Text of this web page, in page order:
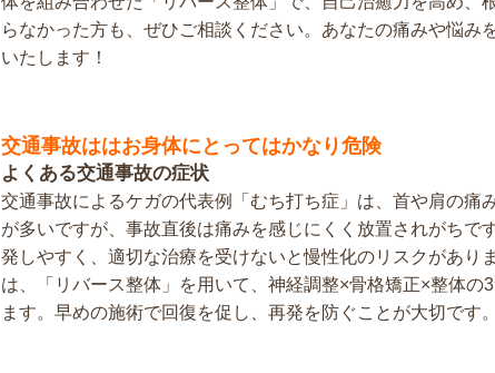
らなかった方も、ぜひご相談ください。あなたの痛みや悩み
いたします！
交通事故ははお身体にとってはかなり危険
よくある交通事故の症状
交通事故によるケガの代表例「むち打ち症」は、首や肩の痛
が多いですが、事故直後は痛みを感じにくく放置されがちで
発しやすく、適切な治療を受けないと慢性化のリスクがあり
は、「リバース整体」を用いて、神経調整×骨格矯正×整体の
ます。早めの施術で回復を促し、再発を防ぐことが大切です。